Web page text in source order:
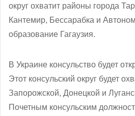
округ охватит районы города
Кантемир, Бессарабка и
образование Гагаузия.
В Украине консульство будет
Этот консульский округ будет
Запорожской, Донецкой и
Почетным консульским